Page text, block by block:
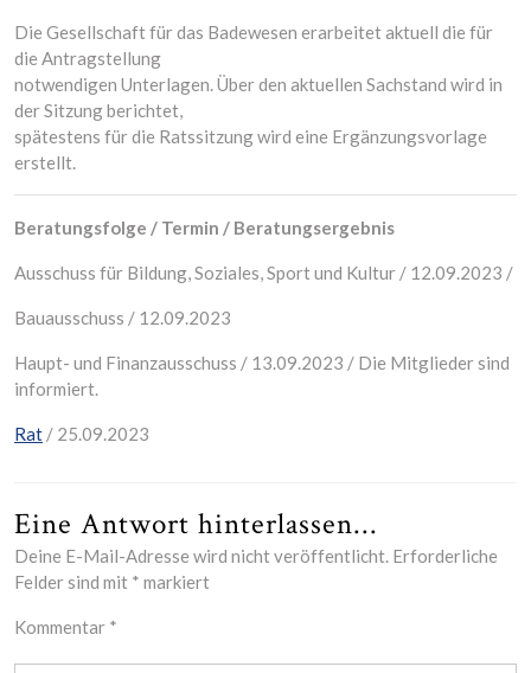
Die Gesellschaft für das Badewesen erarbeitet aktuell die für
die Antragstellung
notwendigen Unterlagen. Über den aktuellen Sachstand wird in
der Sitzung berichtet,
spätestens für die Ratssitzung wird eine Ergänzungsvorlage
erstellt.
Beratungsfolge / Termin / Beratungsergebnis
Ausschuss für Bildung, Soziales, Sport und Kultur / 12.09.2023 /
Bauausschuss / 12.09.2023
Haupt- und Finanzausschuss / 13.09.2023 / Die Mitglieder sind
informiert.
Rat / 25.09.2023
Eine Antwort hinterlassen...
Deine E-Mail-Adresse wird nicht veröffentlicht. Erforderliche
Felder sind mit * markiert
Kommentar *